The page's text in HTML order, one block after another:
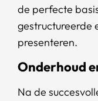
de perfecte
gestructureerde
presenteren.
Onderhoud
Na de